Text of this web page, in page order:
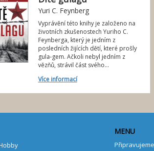
Yuri C. Feynberg
Vyprávění této knihy je založeno na
životních zkušenostech Yuriho C.
Feynberga, který je jedním z
posledních žijících dětí, které prošly
gula-gem. Ačkoli nebyl jedním z
vězňů, strávil část svého...
Více informací
MENU
Připravujeme